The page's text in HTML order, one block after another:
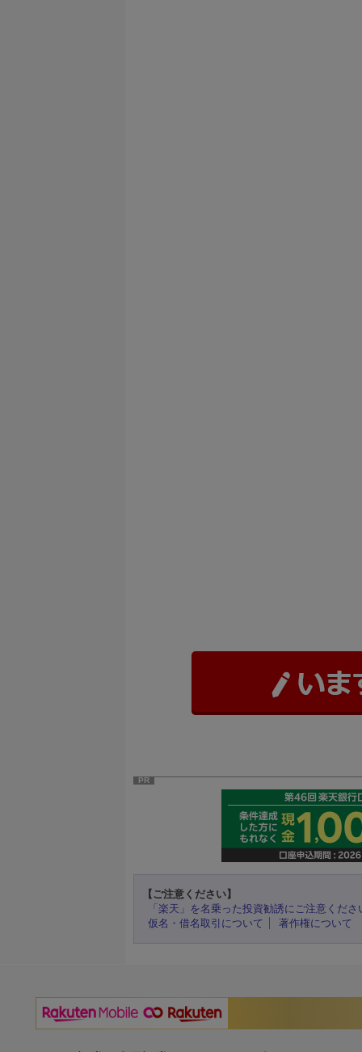
PR
【ご注意ください】
「楽天」を名乗った投資勧誘にご注意くださ
仮名・借名取引について
著作権について